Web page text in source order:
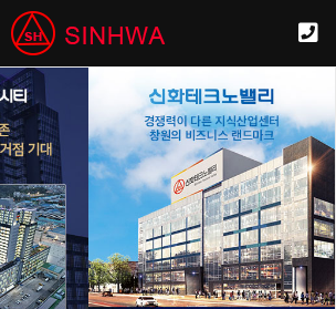
철강 주식회사
! 세상을 더 아름답게!철과 함께, 녹색의
며 신화를 창조하는기업으로 거듭나고
있습니다.